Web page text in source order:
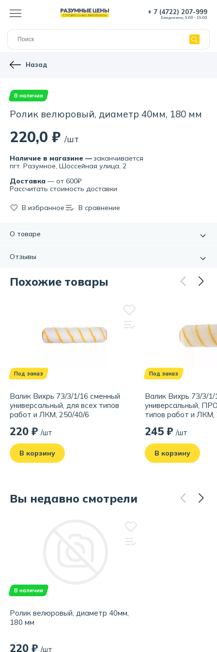
+ 7 (4722) 207-999
Ежедневно, 9:00 - 19:00
Назад
В наличии
Ролик велюровый, диаметр 40мм, 180 мм
220,0 ₽ /шт
Наличие в магазине —заканчивается
пгт. Разумное, Шоссейная улица, 2
Доставка — от 600₽
Рассчитать стоимость доставки
В избранное В сравнение
О товаре
грунтовками и лаками (кроме нитролаков). Клееная
диаметром 6 мм, пластиковая ручка.
Отзывы
Отзывов еще нет, но вы можете стать первым!
Обратите внимание на качество, удобство и соответствие
Написать отзыв
Похожие товары
Под заказ
Валик Вихрь 73/3/1/16 сменный
универсальный, для всех типов
работ и ЛКМ, 250/40/6
220 ₽ /шт
В корзину
Под заказ
Валик Вихрь 73/3/1/
универсальный,
типов работ и ЛКМ,
245 ₽ /шт
В корзину
Вы недавно смотрели
В наличии
Ролик велюровый, диаметр 40мм,
180 мм
220 ₽ /шт